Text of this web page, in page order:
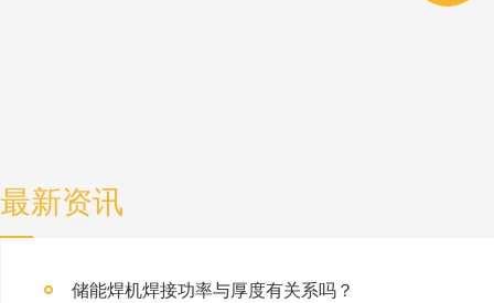
最新资讯
储能焊机焊接功率与厚度有关系吗？